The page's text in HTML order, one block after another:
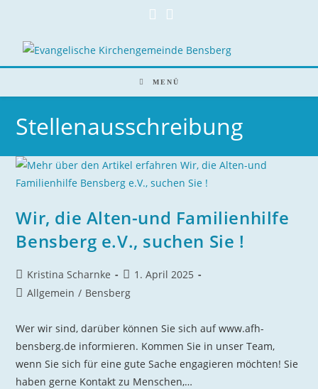
springen
MENÜ
Stellenausschreibung
Wir, die Alten-und Familienhilfe
Bensberg e.V., suchen Sie !
Beitrags-
Autor:
Kristina Scharnke
Beitrag
veröffentlicht:
1. April 2025
Beitrags-
Allgemein / Bensberg
Wer wir sind, darüber können Sie sich auf www.afh-
bensberg.de informieren. Kommen Sie in unser Team,
wenn Sie sich für eine gute Sache engagieren möchten! Sie
haben gerne Kontakt zu Menschen,…